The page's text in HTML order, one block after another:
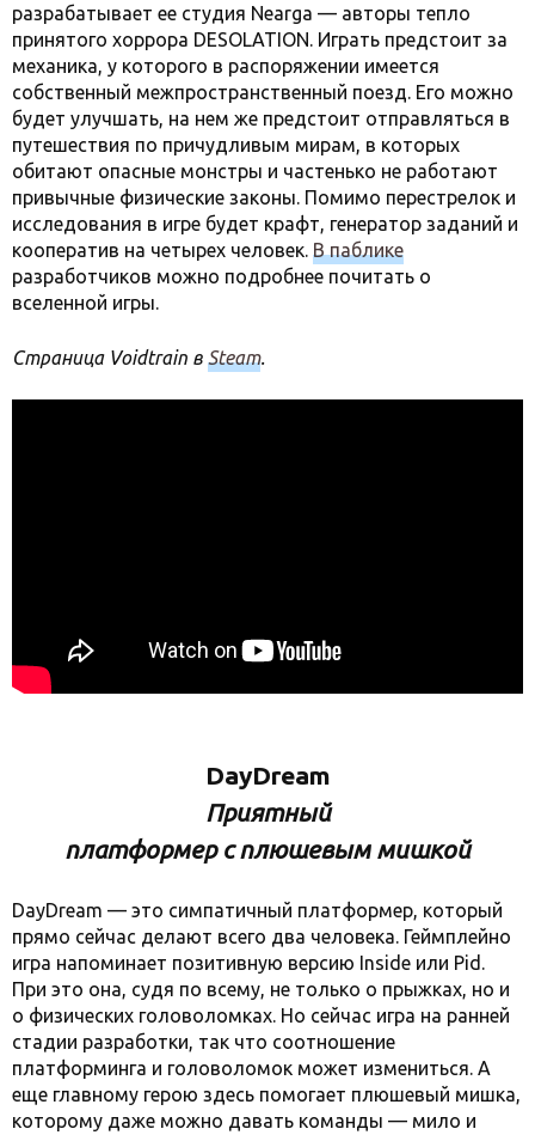
разрабатывает ее студия Nearga — авторы тепло
принятого хоррора DESOLATION. Играть предстоит за
механика, у которого в распоряжении имеется
собственный межпространственный поезд. Его можно
будет улучшать, на нем же предстоит отправляться в
путешествия по причудливым мирам, в которых
обитают опасные монстры и частенько не работают
привычные физические законы. Помимо перестрелок и
исследования в игре будет крафт, генератор заданий и
кооператив на четырех человек. В паблике
разработчиков можно подробнее почитать о
вселенной игры.
Страница Voidtrain в Steam.
DayDream
Приятный
платформер с плюшевым мишкой
DayDream — это симпатичный платформер, который
прямо сейчас делают всего два человека. Геймплейно
игра напоминает позитивную версию Inside или Pid.
При это она, судя по всему, не только о прыжках, но и
о физических головоломках. Но сейчас игра на ранней
стадии разработки, так что соотношение
платформинга и головоломок может измениться. А
еще главному герою здесь помогает плюшевый мишка,
которому даже можно давать команды — мило и